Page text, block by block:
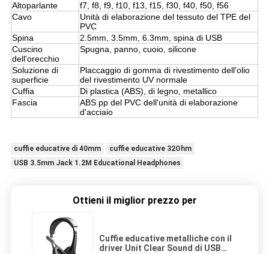
Altoparlante
f7, f8, f9, f10, f13, f15, f30, f40, f50, f56
Cavo
Unità di elaborazione del tessuto del TPE del
PVC
Spina
2.5mm, 3.5mm, 6.3mm, spina di USB
Cuscino
dell'orecchio
Spugna, panno, cuoio, silicone
Soluzione di
superficie
Placcaggio di gomma di rivestimento dell'olio
del rivestimento UV normale
Cuffia
Di plastica (ABS), di legno, metallico
Fascia
ABS pp del PVC dell'unità di elaborazione
d'acciaio
cuffie educative di 40mm
cuffie educative 32Ohm
USB 3.5mm Jack 1.2M Educational Headphones
Ottieni il miglior prezzo per
Cuffie educative metalliche con il
driver Unit Clear Sound di USB